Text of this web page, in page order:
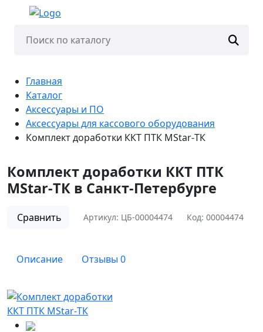
Главная
Каталог
Аксессуары и ПО
Аксессуары для кассового оборудования
Комплект доработки ККТ ПТК MStar-ТК
Комплект доработки ККТ ПТК
MStar-ТК в Санкт-Петербурге
Сравнить Артикул: ЦБ-00004474 Код: 00004474
Описание Отзывы 0